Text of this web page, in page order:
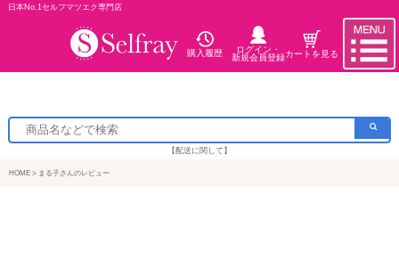
日本No.1セルフマツエク専門店
購入履歴
ログイン・
新規会員登録カートを見る
【配送に関して】
HOME まる子さんのレビュー